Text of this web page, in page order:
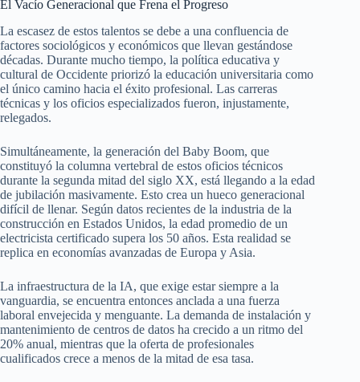
El Vacío Generacional que Frena el Progreso
La escasez de estos talentos se debe a una confluencia de
factores sociológicos y económicos que llevan gestándose
décadas. Durante mucho tiempo, la política educativa y
cultural de Occidente priorizó la educación universitaria como
el único camino hacia el éxito profesional. Las carreras
técnicas y los oficios especializados fueron, injustamente,
relegados.
Simultáneamente, la generación del Baby Boom, que
constituyó la columna vertebral de estos oficios técnicos
durante la segunda mitad del siglo XX, está llegando a la edad
de jubilación masivamente. Esto crea un hueco generacional
difícil de llenar. Según datos recientes de la industria de la
construcción en Estados Unidos, la edad promedio de un
electricista certificado supera los 50 años. Esta realidad se
replica en economías avanzadas de Europa y Asia.
La infraestructura de la IA, que exige estar siempre a la
vanguardia, se encuentra entonces anclada a una fuerza
laboral envejecida y menguante. La demanda de instalación y
mantenimiento de centros de datos ha crecido a un ritmo del
20% anual, mientras que la oferta de profesionales
cualificados crece a menos de la mitad de esa tasa.